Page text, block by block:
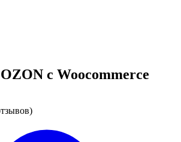
с Woocommerce